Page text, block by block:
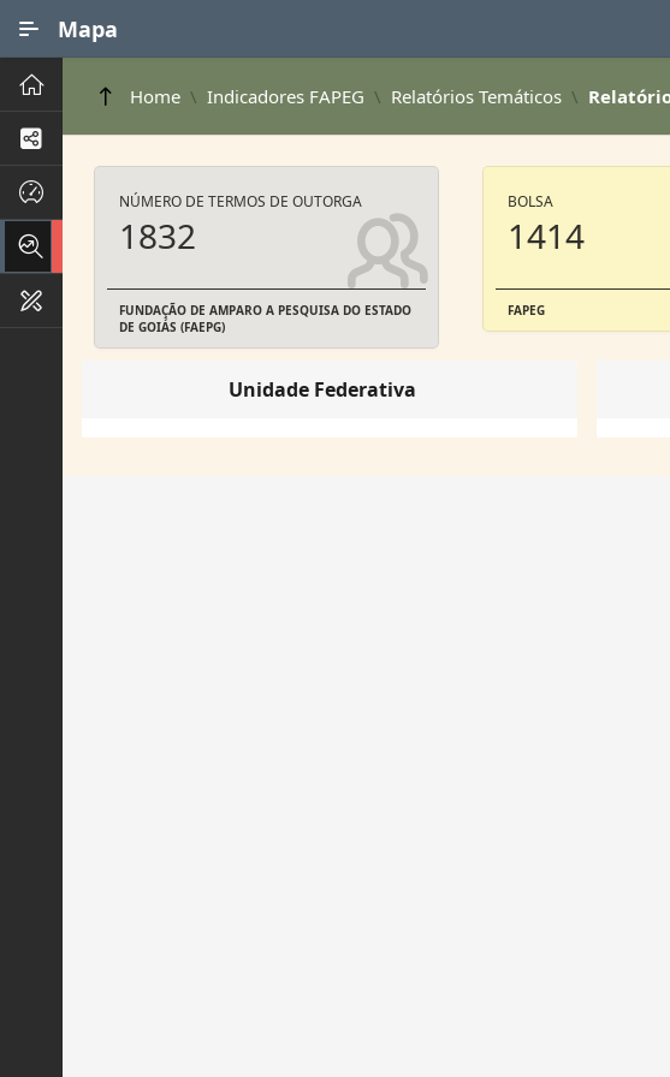
Mapa
Processos de Negócios
Home Indicadores FAPEG Relatórios Temáticos
NÚMERO DE TERMOS DE OUTORGA
1832
FUNDAÇÃO DE AMPARO A PESQUISA DO ESTADO
DE GOIÁS (FAEPG)
BOLSA
1414
FAPEG
Unidade Federativa